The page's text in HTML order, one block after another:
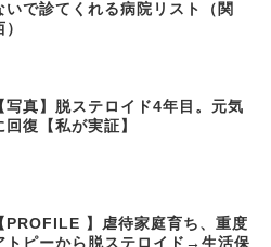
いで診てくれる病院リスト（関
）
写真】脱ステロイド4年目。元気
回復【私が実証】
PROFILE 】虐待家庭育ち、重度
トピーから脱ステロイド→生活保